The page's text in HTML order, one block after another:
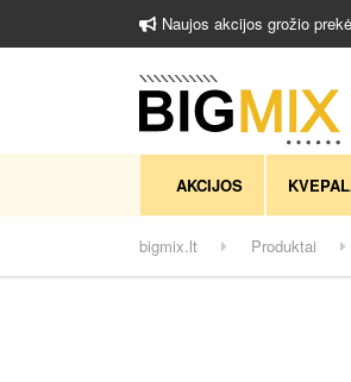
Naujos akcijos grožio
AKCIJOS
bigmix.lt Produktai